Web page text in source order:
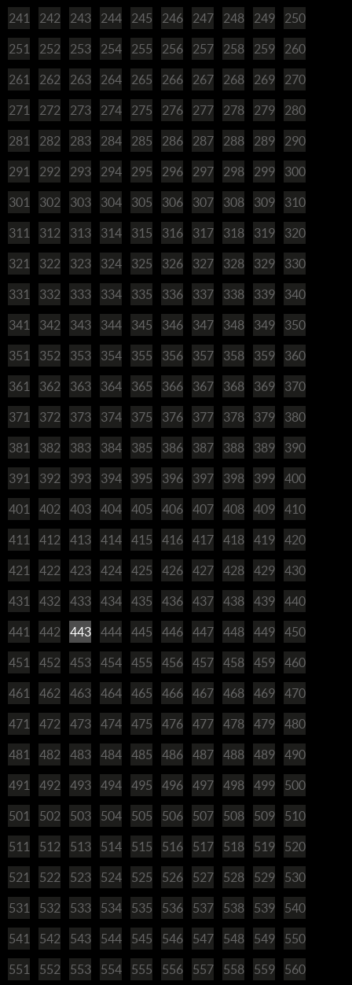
241 242 243 244 245 246 247 248 249 250
251 252 253 254 255 256 257 258 259 260
261 262 263 264 265 266 267 268 269 270
271 272 273 274 275 276 277 278 279 280
281 282 283 284 285 286 287 288 289 290
291 292 293 294 295 296 297 298 299 300
301 302 303 304 305 306 307 308 309 310
311 312 313 314 315 316 317 318 319 320
321 322 323 324 325 326 327 328 329 330
331 332 333 334 335 336 337 338 339 340
341 342 343 344 345 346 347 348 349 350
351 352 353 354 355 356 357 358 359 360
361 362 363 364 365 366 367 368 369 370
371 372 373 374 375 376 377 378 379 380
381 382 383 384 385 386 387 388 389 390
391 392 393 394 395 396 397 398 399 400
401 402 403 404 405 406 407 408 409 410
411 412 413 414 415 416 417 418 419 420
421 422 423 424 425 426 427 428 429 430
431 432 433 434 435 436 437 438 439 440
441 442 443 444 445 446 447 448 449 450
451 452 453 454 455 456 457 458 459 460
461 462 463 464 465 466 467 468 469 470
471 472 473 474 475 476 477 478 479 480
481 482 483 484 485 486 487 488 489 490
491 492 493 494 495 496 497 498 499 500
501 502 503 504 505 506 507 508 509 510
511 512 513 514 515 516 517 518 519 520
521 522 523 524 525 526 527 528 529 530
531 532 533 534 535 536 537 538 539 540
541 542 543 544 545 546 547 548 549 550
551 552 553 554 555 556 557 558 559 560